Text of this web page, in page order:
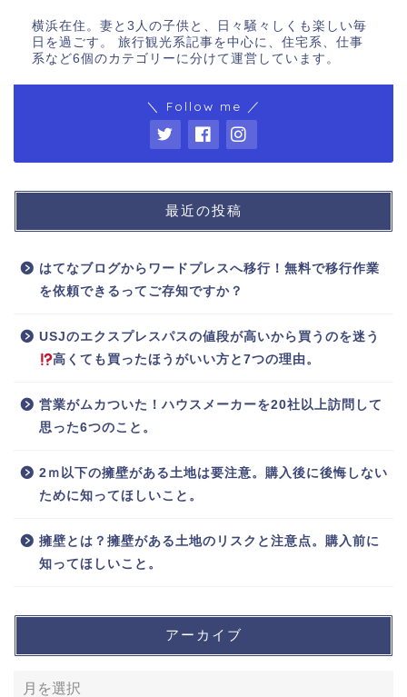
横浜在住。妻と3人の子供と、日々騒々しくも楽しい毎
日を過ごす。 旅行観光系記事を中心に、住宅系、仕事
系など6個のカテゴリーに分けて運営しています。
＼ Follow me ／
最近の投稿
はてなブログからワードプレスへ移行！無料で移行作業
を依頼できるってご存知ですか？
USJのエクスプレスパスの値段が高いから買うのを迷う
高くても買ったほうがいい方と7つの理由。
営業がムカついた！ハウスメーカーを20社以上訪問して
思った6つのこと。
2ｍ以下の擁壁がある土地は要注意。購入後に後悔しない
ために知ってほしいこと。
擁壁とは？擁壁がある土地のリスクと注意点。購入前に
知ってほしいこと。
アーカイブ